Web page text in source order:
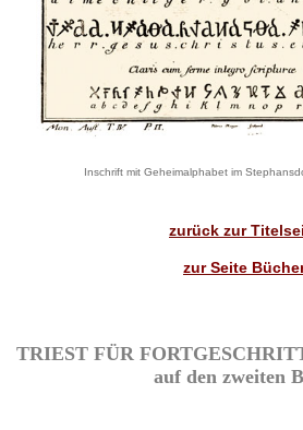
Inschrift mit Geheimalphabet im
zurück zur
zur Seite
TRIEST FÜR
auf den zweiten